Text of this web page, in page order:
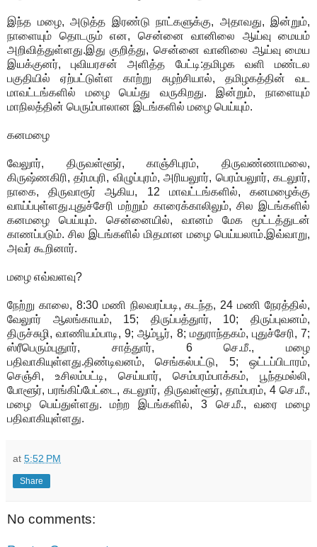
இந்த மழை, அடுத்த இரண்டு நாட்களுக்கு, அதாவது, இன்றும்,
நாளையும் தொடரும் என, சென்னை வானிலை ஆய்வு மையம்
அறிவித்துள்ளது.இது குறித்து, சென்னை வானிலை ஆய்வு மைய
இயக்குனர், புவியரசன் அளித்த பேட்டி:தமிழக வளி மண்டல
பகுதியில் ஏற்பட்டுள்ள காற்று சுழற்சியால், தமிழகத்தின் வட
மாவட்டங்களில் மழை பெய்து வருகிறது. இன்றும், நாளையும்
மாநிலத்தின் பெரும்பாலான இடங்களில் மழை பெய்யும்.
கனமழை
வேலுார், திருவள்ளூர், காஞ்சிபுரம், திருவண்ணாமலை,
கிருஷ்ணகிரி, தர்மபுரி, விழுப்புரம், அரியலுார், பெரம்பலுார், கடலுார்,
நாகை, திருவாரூர் ஆகிய, 12 மாவட்டங்களில், கனமழைக்கு
வாய்ப்புள்ளது.புதுச்சேரி மற்றும் காரைக்காலிலும், சில இடங்களில்
கனமழை பெய்யும். சென்னையில், வானம் மேக மூட்டத்துடன்
காணப்படும். சில இடங்களில் மிதமான மழை பெய்யலாம்.இவ்வாறு,
அவர் கூறினார்.
மழை எவ்வளவு?
நேற்று காலை, 8:30 மணி நிலவரப்படி, கடந்த, 24 மணி நேரத்தில்,
வேலுார் ஆலங்காயம், 15; திருப்பத்துார், 10; திருப்புவனம்,
திருச்சுழி, வாணியம்பாடி, 9; ஆம்பூர், 8; மதுராந்தகம், புதுச்சேரி, 7;
ஸ்ரீபெரும்புதுார், சாத்துார், 6 செ.மீ., மழை
பதிவாகியுள்ளது.திண்டிவனம், செங்கல்பட்டு, 5; ஒட்டப்பிடாரம்,
செஞ்சி, உசிலம்பட்டி, செய்யார், செம்பரம்பாக்கம், பூந்தமல்லி,
போளூர், பரங்கிப்பேட்டை, கடலுார், திருவள்ளூர், தாம்பரம், 4 செ.மீ.,
மழை பெய்துள்ளது. மற்ற இடங்களில், 3 செ.மீ., வரை மழை
பதிவாகியுள்ளது.
at 5:52 PM
Share
No comments: